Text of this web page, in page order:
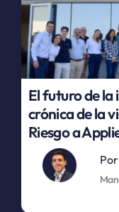
El futuro de
crónica de la
Riesgo a
Por